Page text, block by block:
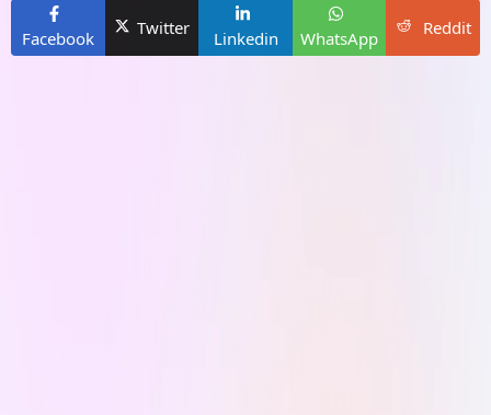
Facebook
Twitter
Linkedin WhatsApp
Reddit